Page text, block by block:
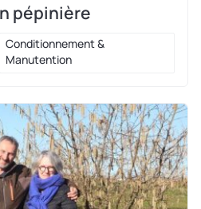
pépinière
Conditionnement &
Manutention